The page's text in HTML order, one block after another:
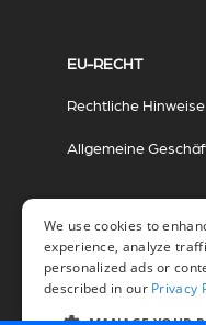
EU-RECHT
Rechtliche Hinweise
Allgemeine
© 2026 Miovision
Marketing in
We use cookies to
experience, analyze
personalized ads or
described in our Privacy